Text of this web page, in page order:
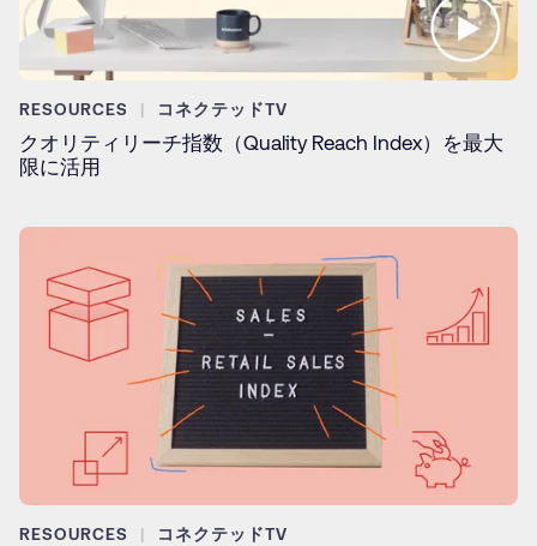
RESOURCES コネクテッドTV
クオリティリーチ指数（Quality Reach Index）を最大
限に活用
RESOURCES コネクテッドTV